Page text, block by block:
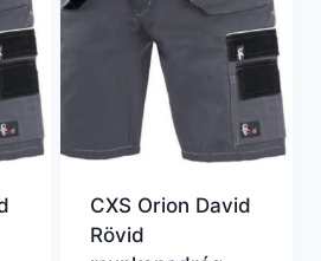
CXS Orion David
Rövid